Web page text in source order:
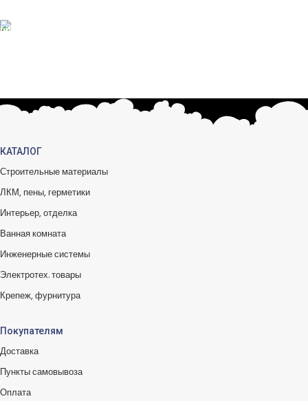
КАТАЛОГ
Строительные материалы
ЛКМ, пены, герметики
Интерьер, отделка
Ванная комната
Инженерные системы
Электротех. товары
Крепеж, фурнитура
Покупателям
Доставка
Пункты самовывоза
Оплата